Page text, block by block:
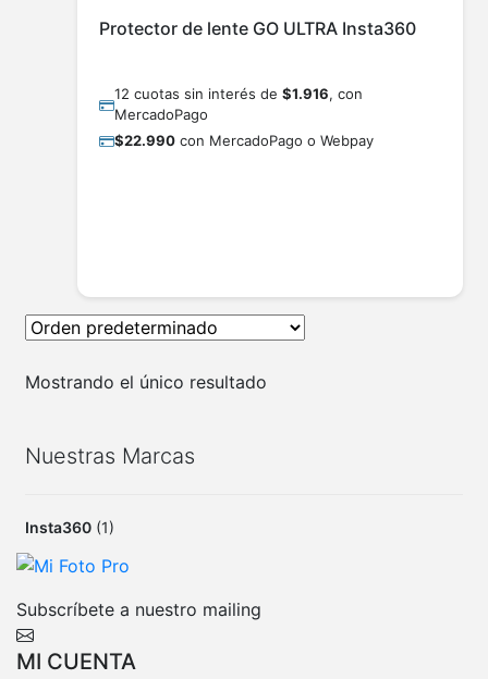
Protector de lente GO ULTRA Insta360
12 cuotas sin interés de $1.916, con
MercadoPago
$22.990con MercadoPago o Webpay
Mostrando el único resultado
Nuestras Marcas
Insta360 (1)
Subscríbete a nuestro mailing
MI CUENTA